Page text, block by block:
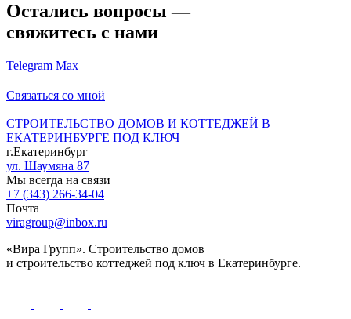
Остались вопросы —
свяжитесь с нами
Telegram Max
Связаться со мной
СТРОИТЕЛЬСТВО ДОМОВ И КОТТЕДЖЕЙ В
ЕКАТЕРИНБУРГЕ ПОД КЛЮЧ
г.Екатеринбург
ул. Шаумяна 87
Мы всегда на связи
+7 (343) 266-34-04
Почта
viragroup@inbox.ru
«Вира Групп». Строительство домов
и строительство коттеджей под ключ в Екатеринбурге.